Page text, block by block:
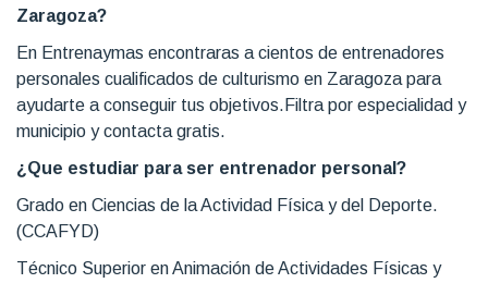
Zaragoza?
En Entrenaymas encontraras a cientos de entrenadores
personales cualificados de culturismo en Zaragoza para
ayudarte a conseguir tus objetivos.Filtra por especialidad y
municipio y contacta gratis.
¿Que estudiar para ser entrenador personal?
Grado en Ciencias de la Actividad Física y del Deporte.
(CCAFYD)
Técnico Superior en Animación de Actividades Físicas y